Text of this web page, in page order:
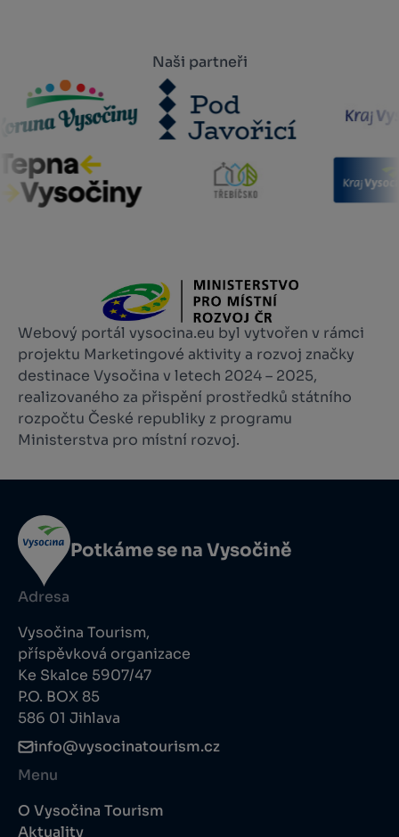
Naši partneři
Webový portál vysocina.eu byl vytvořen v rámci
projektu Marketingové aktivity a rozvoj značky
destinace Vysočina v letech 2024 – 2025,
realizovaného za přispění prostředků státního
rozpočtu České republiky z programu
Ministerstva pro místní rozvoj.
Potkáme se na Vysočině
Adresa
Vysočina Tourism,
příspěvková organizace
Ke Skalce 5907/47
P.O. BOX 85
586 01 Jihlava
info@vysocinatourism.cz
Menu
O Vysočina Tourism
Aktuality